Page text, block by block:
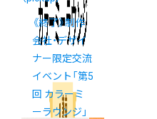
《終了》制作
会社・デザイ
ナー限定交流
イベント「第5
回 カラーミ
ーラウンジ」